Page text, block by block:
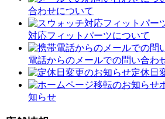
合わせについて
対応フィットパーツについて
電話からのメールでの問い合わ
定休日
知らせ